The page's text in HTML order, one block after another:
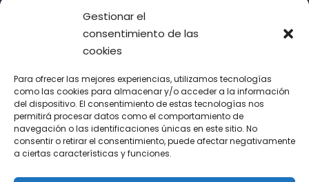
Gestionar el
consentimiento de las
cookies
Para ofrecer las mejores experiencias, utilizamos tecnologías
como las cookies para almacenar y/o acceder a la información
del dispositivo. El consentimiento de estas tecnologías nos
permitirá procesar datos como el comportamiento de
navegación o las identificaciones únicas en este sitio. No
consentir o retirar el consentimiento, puede afectar negativamente
a ciertas características y funciones.
Acepto las condiciones de uso (LOPD)